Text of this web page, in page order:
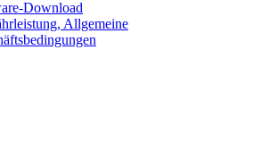
Download
Allgemeine